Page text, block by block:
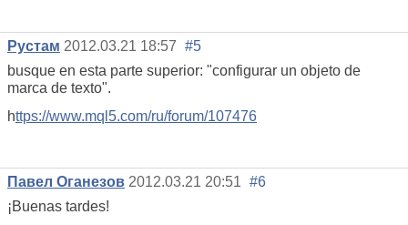
Рустам 2012.03.21 18:57 #5
busque en esta parte superior: "configurar un objeto de
marca de texto".
https://www.mql5.com/ru/forum/107476
Павел Оганезов 2012.03.21 20:51 #6
¡Buenas tardes!